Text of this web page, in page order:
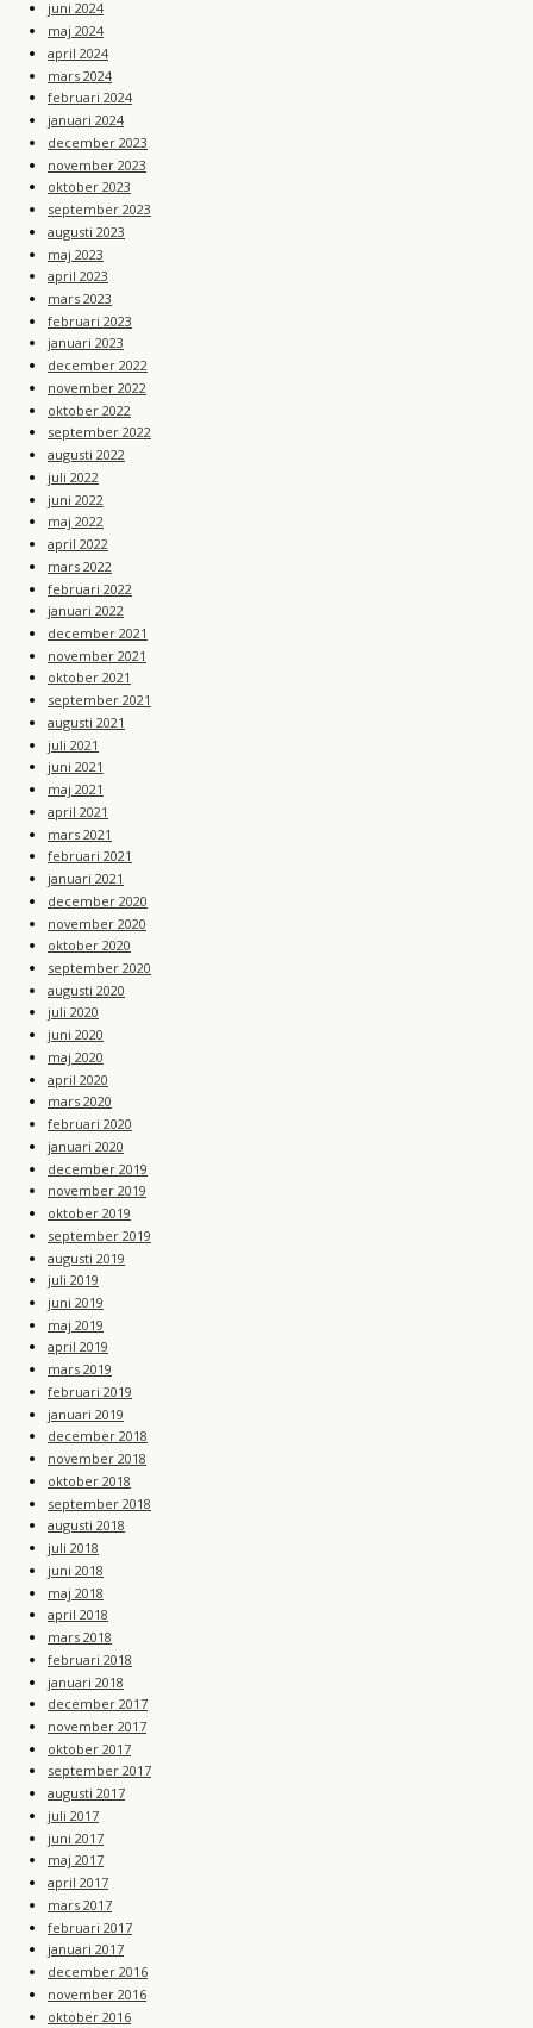
juni 2024
maj 2024
april 2024
mars 2024
februari 2024
januari 2024
december 2023
november 2023
oktober 2023
september 2023
augusti 2023
maj 2023
april 2023
mars 2023
februari 2023
januari 2023
december 2022
november 2022
oktober 2022
september 2022
augusti 2022
juli 2022
juni 2022
maj 2022
april 2022
mars 2022
februari 2022
januari 2022
december 2021
november 2021
oktober 2021
september 2021
augusti 2021
juli 2021
juni 2021
maj 2021
april 2021
mars 2021
februari 2021
januari 2021
december 2020
november 2020
oktober 2020
september 2020
augusti 2020
juli 2020
juni 2020
maj 2020
april 2020
mars 2020
februari 2020
januari 2020
december 2019
november 2019
oktober 2019
september 2019
augusti 2019
juli 2019
juni 2019
maj 2019
april 2019
mars 2019
februari 2019
januari 2019
december 2018
november 2018
oktober 2018
september 2018
augusti 2018
juli 2018
juni 2018
maj 2018
april 2018
mars 2018
februari 2018
januari 2018
december 2017
november 2017
oktober 2017
september 2017
augusti 2017
juli 2017
juni 2017
maj 2017
april 2017
mars 2017
februari 2017
januari 2017
december 2016
november 2016
oktober 2016